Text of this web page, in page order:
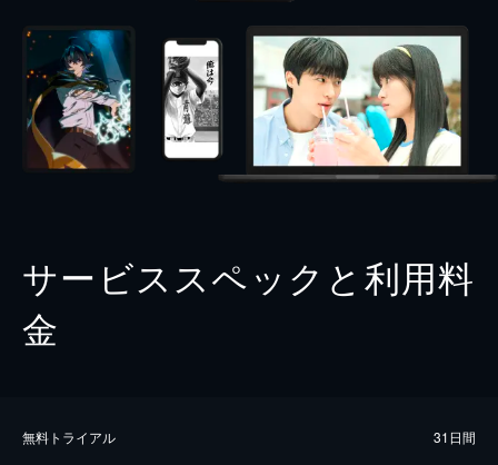
サービススペックと利用料
金
無料トライアル 31日間